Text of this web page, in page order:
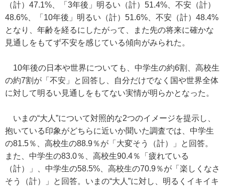
（計）47.1%、「3年後」明るい（計）51.4%、不安（計）
48.6%、「10年後」明るい（計）51.6%、不安（計）48.4%
となり、年齢を経るにしたがって、また先の将来に確かな
見通しをもてず不安を感じている傾向がみられた。
10年後の日本や世界についても、中学生の約6割、高校生
の約7割が「不安」と回答し、自分だけでなく国や世界全体
に対して明るい見通しをもてない実情が明らかとなった。
いまの“大人”について対照的な2つのイメージを提示し、
抱いている印象がどちらに近いか聞いた調査では、中学生
の81.5％、高校生の88.9％が「大変そう（計）」と回答。
また、中学生の83.0％、高校生90.4％「疲れている
（計）」、中学生の58.5%、高校生の70.9％が「楽しくなさ
そう（計）」と回答。いまの“大人”に対し、明るくイキイキ